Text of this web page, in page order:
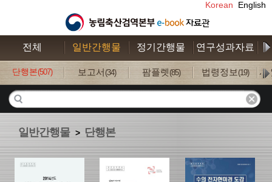
Korean English
전체 일반간행물 정기간행물 연구성과자료
단행본(507) 보고서 (34) 팜플렛 (85) 법령정보(19) 사
일반간행물 > 단행본